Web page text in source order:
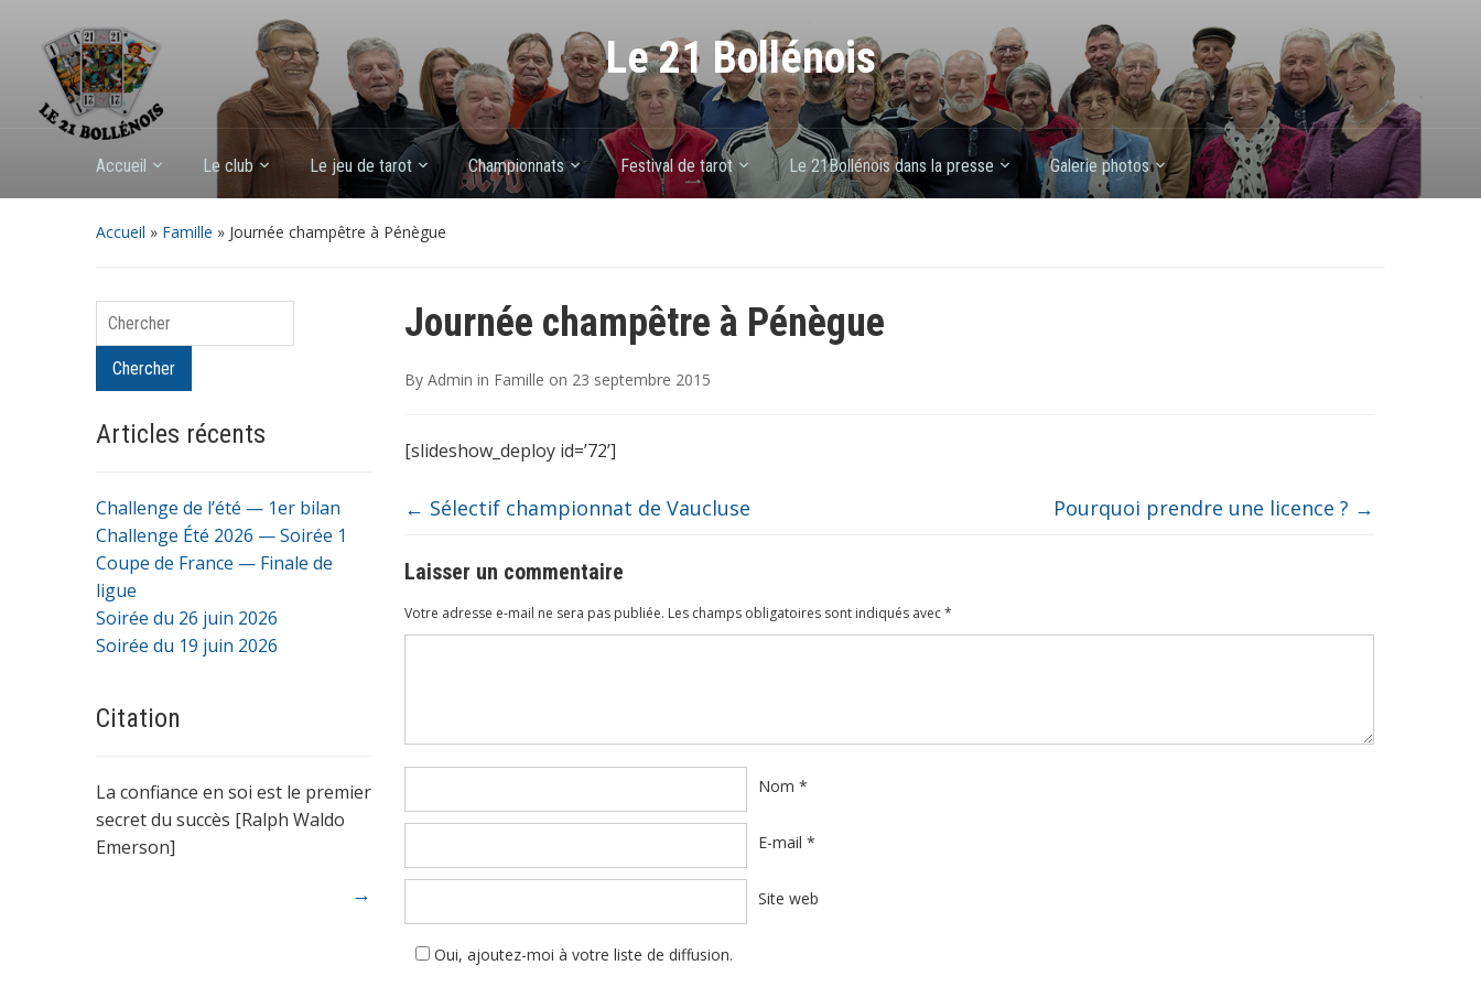
Le 21 Bollénois
Accueil Le club Le jeu de tarot Championnats Festival de tarot Le 21Bollénois dans la presse Galerie photos
Accueil » Famille » Journée champêtre à Pénègue
Chercher
Chercher
Articles récents
Challenge de l’été — 1er bilan
Challenge Été 2026 — Soirée 1
Coupe de France — Finale de
ligue
Soirée du 26 juin 2026
Soirée du 19 juin 2026
Citation
La confiance en soi est le premier
secret du succès [Ralph Waldo
Emerson]
→
Journée champêtre à Pénègue
By Admin in Famille on 23 septembre 2015
[slideshow_deploy id=’72’]
← Sélectif championnat de Vaucluse Pourquoi prendre une licence ? →
Laisser un commentaire
Votre adresse e-mail ne sera pas publiée. Les champs obligatoires sont indiqués avec*
Nom *
E-mail *
Site web
Oui, ajoutez-moi à votre liste de diffusion.